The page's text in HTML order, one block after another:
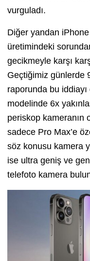
vurguladı.
Diğer yandan
üretimindeki
gecikmeyle karşı
Geçtiğimiz günlerde
raporunda bu
modelinde 6x
periskop kameranın
sadece Pro Max’e
söz konusu kamera
ise ultra geniş ve
telefoto kamera